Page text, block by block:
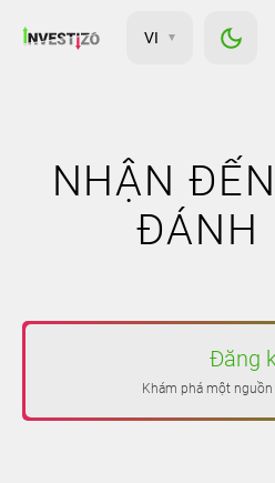
VI
NHẬN ĐẾN
ĐÁNH
Đăng
Khám phá một